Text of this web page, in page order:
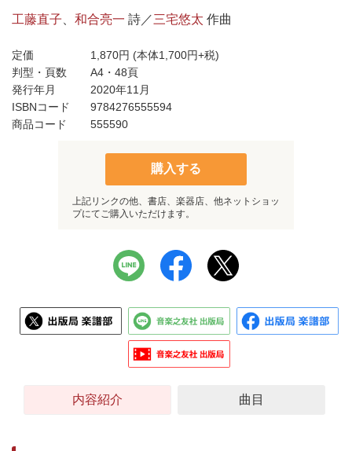
工藤直子 和合亮一 詩／三宅悠太 作曲
定価 1,870円 (本体1,700円+税)
判型・頁数
A4・48頁
発行年月
2020年11月
ISBNコード
9784276555594
商品コード
555590
購入する
上記リンクの他、書店、楽器店、他ネットショッ
プにてご購入いただけます。
内容紹介 曲目